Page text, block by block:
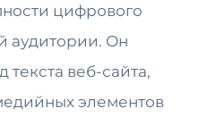
цифрового
аудитории. Он
текста веб-сайта,
элементов